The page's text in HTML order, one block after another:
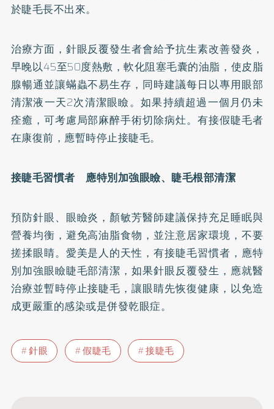
於睫毛長不出來。
治療方面，針眼反覆發生者會給予抗生素改善發炎，
早晚以45至50度熱敷，軟化阻塞毛囊的油脂，使皮脂
腺暢通並讓蟎蟲不易生存，同時建議每日以專用眼部
清潔液一天2次清潔眼瞼。如果持續超過一個月仍未
痊癒，可考慮局部麻醉手術切除病灶。有接假睫毛者
在康復前，應暫時停止接睫毛。
接睫毛習慣者 應特別加強眼瞼、睫毛根部清潔
預防針眼、眼瞼炎，顏敏芳醫師建議保持充足睡眠與
營養均衡，避免高油脂食物，並注意居家環境，不要
搓揉眼睛。愛美是人的天性，有接睫毛習慣者，應特
別加強眼瞼睫毛部清潔，如果針眼反覆發生，應就醫
治療並暫時停止接睫毛，讓眼睛先恢復健康，以免造
成更嚴重的感染或是併發乾眼症。
針眼 假睫毛 接睫毛